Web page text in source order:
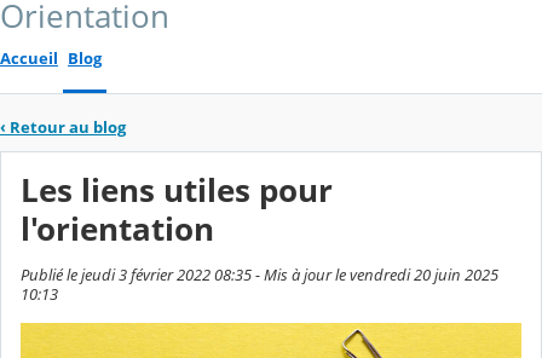
Orientation
Accueil Blog
‹ Retour au blog
Les liens utiles pour
l'orientation
Publié le jeudi 3 février 2022 08:35 - Mis à jour le vendredi 20 juin 2025
10:13